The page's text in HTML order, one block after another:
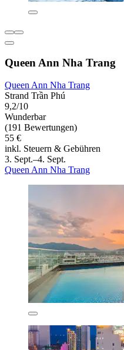
Queen Ann Nha Trang
Queen Ann Nha Trang
Strand Trần Phú
9,2/10
Wunderbar
(191 Bewertungen)
55 €
inkl. Steuern & Gebühren
3. Sept.–4. Sept.
Queen Ann Nha Trang